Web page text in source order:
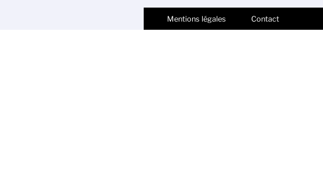
Mentions légales Contact